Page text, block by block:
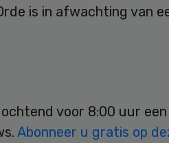
is in afwachting van
voor 8:00 uur
Abonneer u gratis op